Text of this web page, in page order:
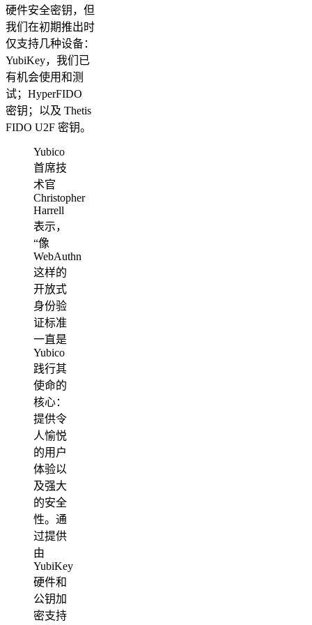
硬件安全密钥，但
我们在初期推出时
仅支持几种设备：
YubiKey，我们已
有机会使用和测
试；HyperFIDO
密钥；以及 Thetis
FIDO U2F 密钥。
Yubico
首席技
术官
Christopher
Harrell
表示，
“像
WebAuthn
这样的
开放式
身份验
证标准
一直是
Yubico
践行其
使命的
核心：
提供令
人愉悦
的用户
体验以
及强大
的安全
性。通
过提供
由
YubiKey
硬件和
公钥加
密支持